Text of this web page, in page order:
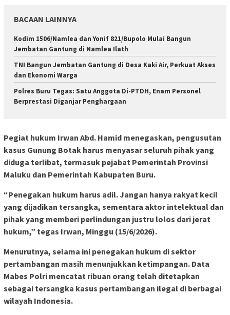
BACAAN LAINNYA
Kodim 1506/Namlea dan Yonif 821/Bupolo Mulai Bangun
Jembatan Gantung di Namlea Ilath
TNI Bangun Jembatan Gantung di Desa Kaki Air, Perkuat Akses
dan Ekonomi Warga
Polres Buru Tegas: Satu Anggota Di-PTDH, Enam Personel
Berprestasi Diganjar Penghargaan
Pegiat hukum Irwan Abd. Hamid menegaskan, pengusutan
kasus Gunung Botak harus menyasar seluruh pihak yang
diduga terlibat, termasuk pejabat Pemerintah Provinsi
Maluku dan Pemerintah Kabupaten Buru.
“Penegakan hukum harus adil. Jangan hanya rakyat kecil
yang dijadikan tersangka, sementara aktor intelektual dan
pihak yang memberi perlindungan justru lolos dari jerat
hukum,” tegas Irwan, Minggu (15/6/2026).
Menurutnya, selama ini penegakan hukum di sektor
pertambangan masih menunjukkan ketimpangan. Data
Mabes Polri mencatat ribuan orang telah ditetapkan
sebagai tersangka kasus pertambangan ilegal di berbagai
wilayah Indonesia.